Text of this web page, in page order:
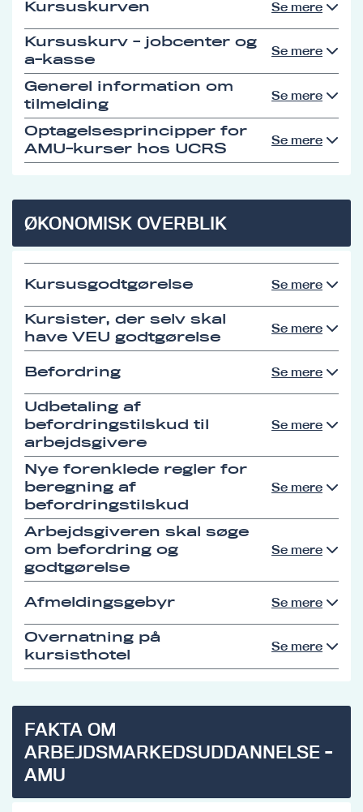
Kursuskurven Se mere
Kursuskurv - jobcenter og
a-kasse
Se mere
Generel information om
tilmelding
Se mere
Optagelsesprincipper for
AMU-kurser hos UCRS
Se mere
ØKONOMISK OVERBLIK
Kursusgodtgørelse Se mere
Kursister, der selv skal
have VEU godtgørelse
Se mere
Befordring Se mere
Udbetaling af
befordringstilskud til
arbejdsgivere
Se mere
Nye forenklede regler for
beregning af
befordringstilskud
Se mere
Arbejdsgiveren skal søge
om befordring og
godtgørelse
Se mere
Afmeldingsgebyr Se mere
Overnatning på
kursisthotel
Se mere
FAKTA OM
ARBEJDSMARKEDSUDDANNELSE -
AMU